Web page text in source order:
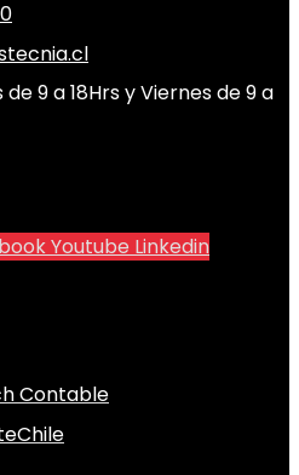
de 9 a 18Hrs y Viernes de 9 a
Youtube Linkedin
Contable